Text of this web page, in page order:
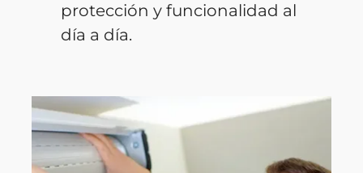
protección y funcionalidad al
día a día.